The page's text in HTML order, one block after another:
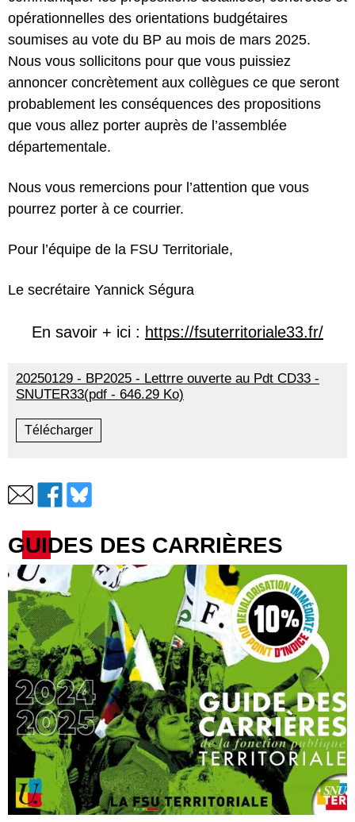
opérationnelles des orientations budgétaires
soumises au vote du BP au mois de mars 2025.
Nous vous sollicitons pour que vous puissiez
annoncer concrètement aux collègues ce que seront
probablement les conséquences des propositions
que vous allez porter auprès de l’assemblée
départementale.
Nous vous remercions pour l’attention que vous
pourrez porter à ce courrier.
Pour l’équipe de la FSU Territoriale,
Le secrétaire Yannick Ségura
En savoir + ici : https://fsuterritoriale33.fr/
20250129 - BP2025 - Lettrre ouverte au Pdt CD33 -
SNUTER33(pdf - 646.29 Ko)
Télécharger
GUIDES DES CARRIÈRES